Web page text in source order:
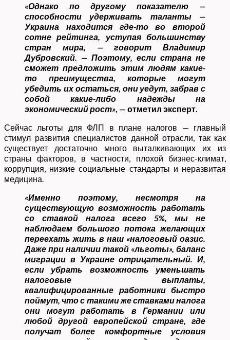
«Однако по другому показателю —
способности удерживать таланты —
Украина находится где-то во второй
сотне рейтинга, уступая большинству
стран мира, — говорит Владимир
Дубровский. — Поэтому, если страна не
сможет предложить этим людям какие-
то преимущества, которые могут
убедить их остаться, они уедут, забрав с
собой какие-либо надежды на
экономический рост», — отметил эксперт.
Сейчас льготы для ФЛП в плане налогов — главный
стимул развития специалистов данной отрасли, так как
существует достаточно много выталкивающих их из
страны факторов, в частности, плохой бизнес-климат,
коррупция, низкие социальные стандарты и неразвитая
медицина.
«Именно поэтому, несмотря на
существующую возможность работать
со ставкой налога всего 5%, мы не
наблюдаем большого потока желающих
переехать жить в наш «налоговый оазис.
Даже при наличии такой «льготы», баланс
миграции в Украине отрицательный. И,
если убрать возможность уменьшать
налоговые выплаты,
квалифицированные работники быстро
поймут, что с такими же ставками налога
они могут работать в Германии или
любой другой европейской стране, где
получат более комфортные условия